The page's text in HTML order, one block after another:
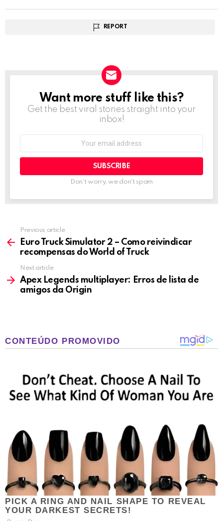
REPORT
NEWSLETTER
Want more stuff like this?
Get the best viral stories straight into your
inbox!
Don't worry, we don't spam
more
Previous article
Euro Truck Simulator 2 – Como reivindicar
recompensas do World of Truck
Next article
Apex Legends multiplayer: Erros de lista de
amigos da Origin